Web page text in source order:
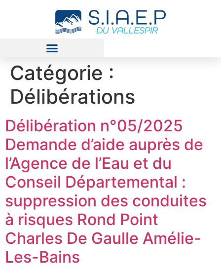
Catégorie :
Délibérations
Délibération n°05/2025
Demande d’aide auprès de
l’Agence de l’Eau et du
Conseil Départemental :
suppression des conduites
à risques Rond Point
Charles De Gaulle Amélie-
Les-Bains